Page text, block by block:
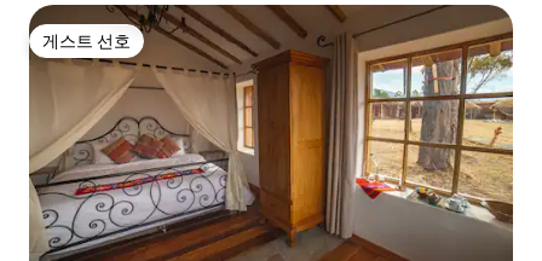
게스트 선호
게스트 선호